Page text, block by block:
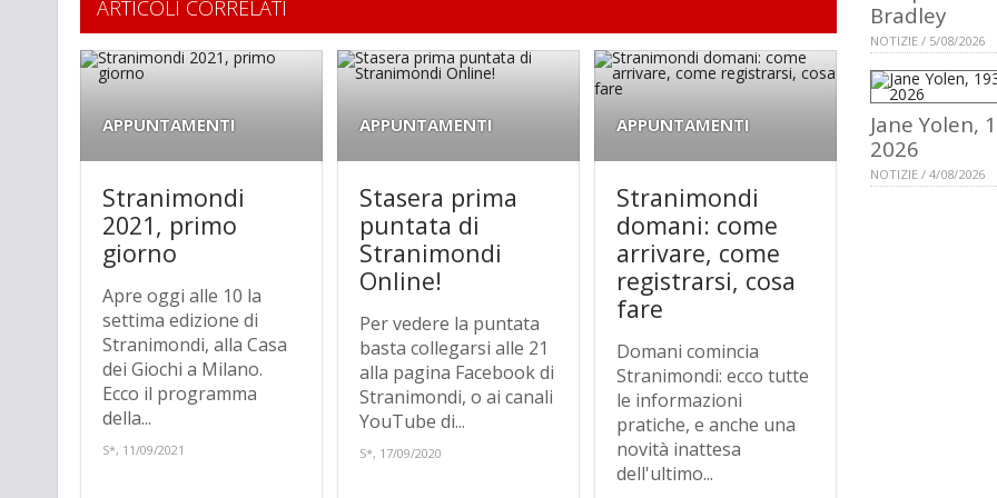
ARTICOLI CORRELATI
APPUNTAMENTI
Stranimondi
2021, primo
giorno
Apre oggi alle 10 la
settima edizione di
Stranimondi, alla Casa
dei Giochi a Milano.
Ecco il programma
della...
S*, 11/09/2021
APPUNTAMENTI
Stasera prima
puntata di
Stranimondi
Online!
Per vedere la puntata
basta collegarsi alle 21
alla pagina Facebook di
Stranimondi, o ai canali
YouTube di...
S*, 17/09/2020
APPUNTAMENTI
Stranimondi
domani: come
arrivare, come
registrarsi, cosa
fare
Domani comincia
Stranimondi: ecco tutte
le informazioni
pratiche, e anche una
novità inattesa
dell'ultimo...
Bradley
NOTIZIE / 5/08/2026
Jane Yolen,
2026
NOTIZIE / 4/08/2026